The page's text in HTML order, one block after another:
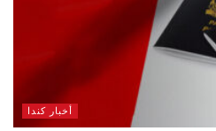
أخبار كندا